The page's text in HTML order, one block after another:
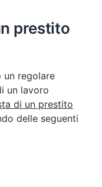
prestito
regolare
un lavoro
di un prestito
delle seguenti